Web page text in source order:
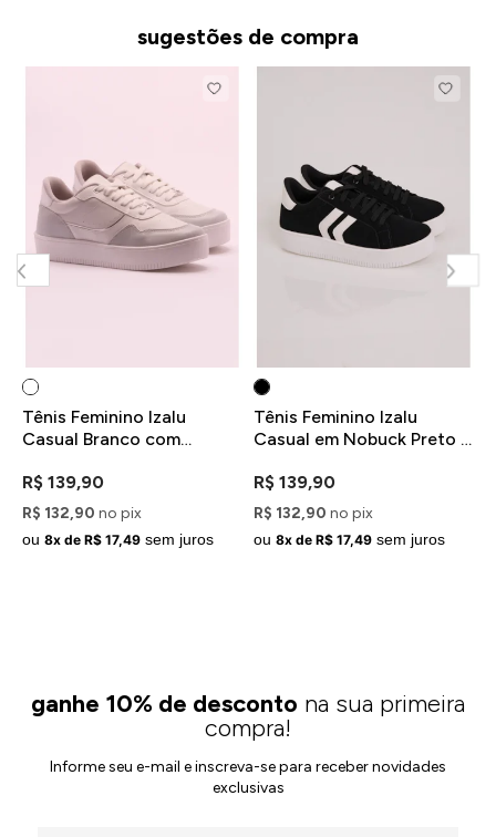
sugestões de compra
Tênis Feminino Izalu
Casual Branco com
R$ 139,90
R$ 132,90 no pix
ou 8x de R$ 17,49 sem juros
Tênis Feminino Izalu
Casual em Nobuck Preto e
R$ 139,90
R$ 132,90 no pix
ou 8x de R$ 17,49 sem juros
ganhe 10% de desconto na sua primeira
compra!
Informe seu e-mail e inscreva-se para receber novidades
exclusivas